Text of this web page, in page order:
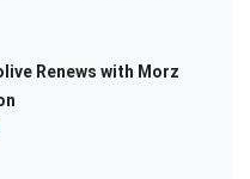
Renews with Morz